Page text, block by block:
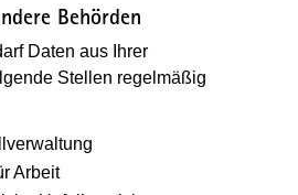
Behörden
Daten aus Ihrer
Stellen regelmäßig
Arbeit